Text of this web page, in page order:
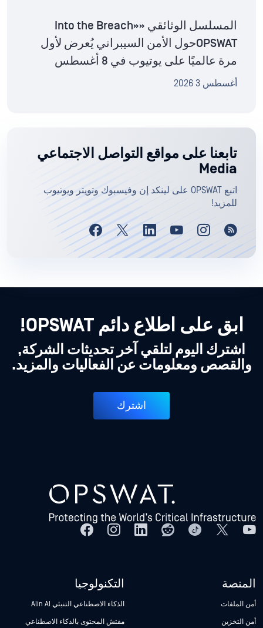
المسلسل الوثائقي «Into the Breach»
OPSWATحول الأمن السيبراني يُعرض لأول
مرة عالميًا على يوتيوب في 8 أغسطس
أغسطس 3 2026
تابعنا على مواقع التواصل الاجتماعي
Media
اتبع OPSWAT على لينكد إن وفيسبوك وتويتر ويوتيوب
للمزيد!
ابق على اطلاع دائم OPSWAT!
اشترك اليوم لتلقي آخر تحديثات الشركة,
والقصص ومعلومات عن الفعاليات والمزيد.
اشترك
المنصة
أمن الملفات
أمن التخزين
التكنولوجيا
الذكاء الاصطناعي التنبئي Alin AI
مفتش المحتوى بالذكاء الاصطناعي